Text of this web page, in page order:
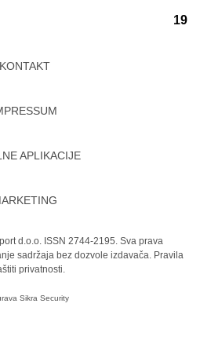
19
KONTAKT
APLIKACIJE
d.o.o. ISSN 2744-2195. Sva prava
sadržaja bez dozvole izdavača. Pravila
privatnosti.
Sikra Security